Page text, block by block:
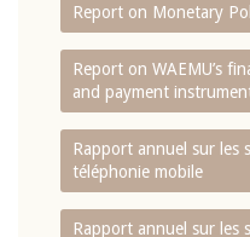
Report on Monetary
Report on WAEMU’s
and payment
Rapport annuel sur les
téléphonie mobile
Rapport annuel sur les